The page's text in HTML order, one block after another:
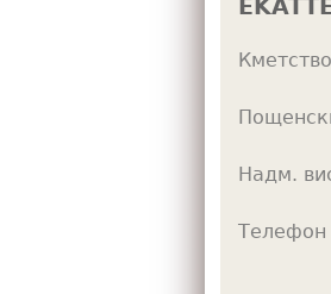
Надм.
Телефон